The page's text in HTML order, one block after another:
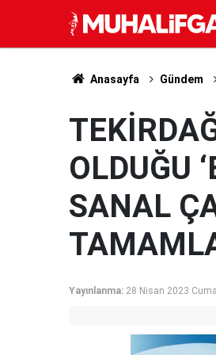
Anasayfa Gündem
OLDUĞU
SANAL
Yayınlanma: 28 Nisan 2023